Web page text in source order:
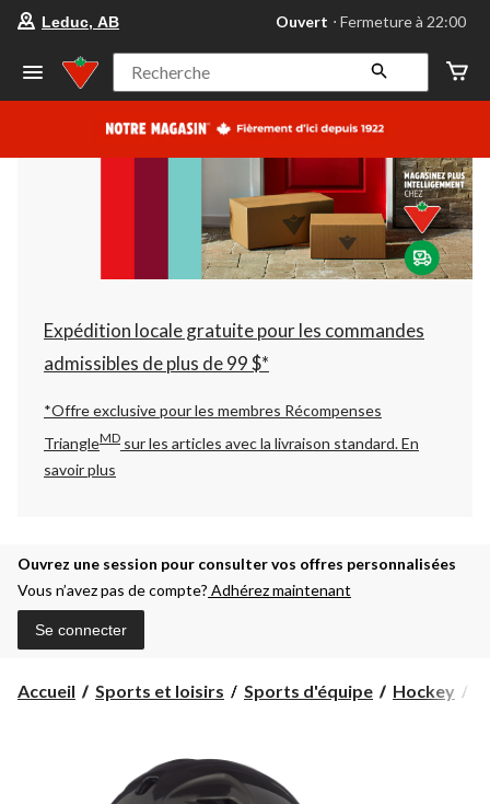
votre
préféré
Leduc,
AB,
courament
Fermeture
à
22:00
cliquer
pour
changer
Leduc, AB Ouvert ⋅ Fermeture à 22:00
Recherche
Expédition locale gratuite pour les commandes
admissibles de plus de 99 $*
*Offre exclusive pour les membres Récompenses
TriangleMD sur les articles avec la livraison standard.En
savoir plus
Ouvrez une session pour consulter vos offres personnalisées
Vous n’avez pas de compte? Adhérez maintenant
Se connecter
Accueil Sports et loisirs Sports d'équipe Hockey